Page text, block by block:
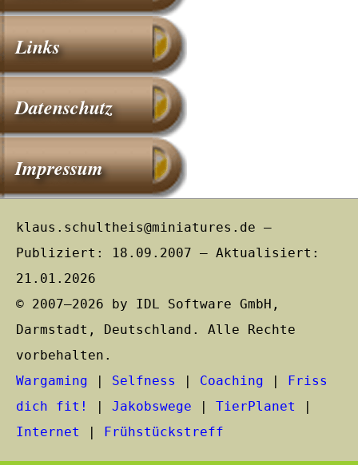
Links
Datenschutz
Impressum
klaus.schultheis@miniatures.de –
Publiziert: 18.09.2007 – Aktualisiert:
21.01.2026
© 2007–2026 by IDL Software GmbH,
Darmstadt, Deutschland. Alle Rechte
vorbehalten.
Wargaming | Selfness | Coaching | Friss
dich fit!
| Jakobswege | TierPlanet
|
Internet
| Frühstückstreff